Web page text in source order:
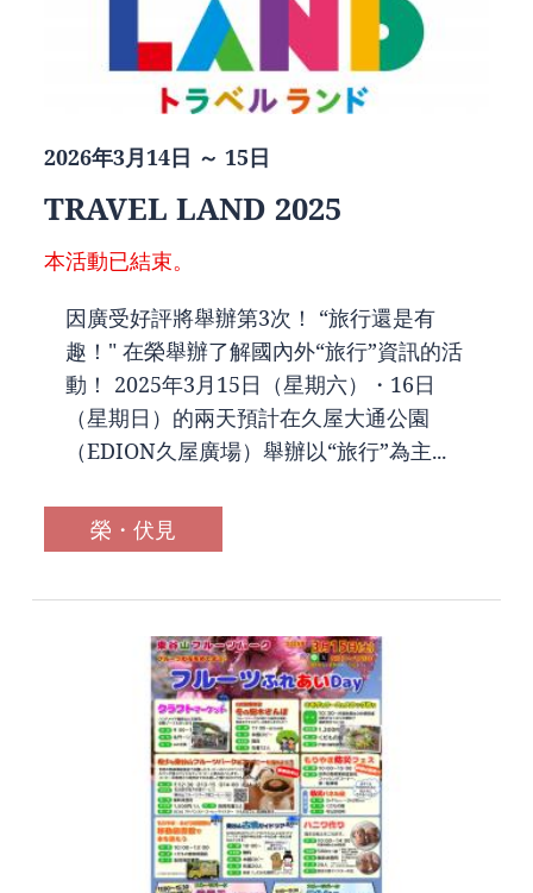
2026年3月14日 ～ 15日
TRAVEL LAND 2025
本活動已結束。
因廣受好評將舉辦第3次！ “旅行還是有
趣！" 在榮舉辦了解國內外“旅行”資訊的活
動！ 2025年3月15日（星期六）・16日
（星期日）的兩天預計在久屋大通公園
（EDION久屋廣場）舉辦以“旅行”為主...
榮・伏見